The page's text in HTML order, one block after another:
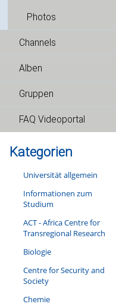
Photos
Channels
Alben
Gruppen
FAQ Videoportal
Kategorien
Universität allgemein
Informationen zum
Studium
ACT - Africa Centre for
Transregional Research
Biologie
Centre for Security and
Society
Chemie